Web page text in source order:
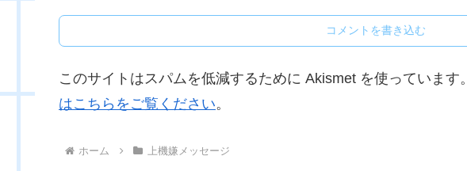
コメントを書き込む
このサイトはスパムを低減するために Akismet を使っています。
はこちらをご覧ください。
ホーム 上機嫌メッセージ